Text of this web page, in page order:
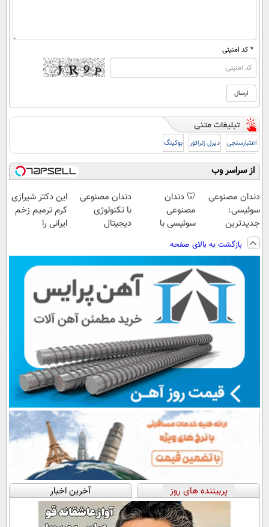
* کد امنیتی
اعتبارسنجی دیزل ژنراتور بوکینگ
از سراسر وب
دندان مصنوعی
سوئیسی:
جدیدترین
فناوری اروپا،
سبک و مقاوم |
پرداخت قسطی
🦷 دندان
مصنوعی
سوئیسی با
دیجیتال |
پرداخت در 4
قسط |📍 تهران
دندان مصنوعی
با تکنولوژی
دیجیتال
این دکتر شیرازی
کرم ترمیم زخم
ایرانی را
بازگشت به بالای صفحه
پربیننده های روز آخرین اخبار